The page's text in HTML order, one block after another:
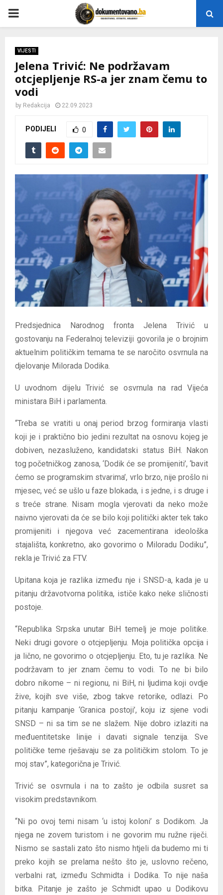
P
M
Y
M
E
N
U
VIJESTI
Jelena Trivić: Ne podržavam
otcjepljenje RS-a jer znam čemu to
vodi
by Redakcija 22.09.2023
PODIJELI 0
Predsjednica Narodnog fronta Jelena Trivić u
gostovanju na Federalnoj televiziji govorila je o brojnim
aktuelnim političkim temama te se naročito osvrnula na
djelovanje Milorada Dodika.
U uvodnom dijelu Trivić se osvrnula na rad Vijeća
ministara BiH i parlamenta.
“Treba se vratiti u onaj period brzog formiranja vlasti
koji je i praktično bio jedini rezultat na osnovu kojeg je
dobiven, nezasluženo, kandidatski status BiH. Nakon
tog početničkog zanosa, ‘Dodik će se promijeniti’, ‘bavit
ćemo se programskim stvarima’, vrlo brzo, nije prošlo ni
mjesec, već se ušlo u faze blokada, i s jedne, i s druge i
s treće strane. Nisam mogla vjerovati da neko može
naivno vjerovati da će se bilo koji politički akter tek tako
promijeniti i njegova već zacementirana ideološka
stajališta, konkretno, ako govorimo o Miloradu Dodiku”,
rekla je Trivić za FTV.
Upitana koja je razlika između nje i SNSD-a, kada je u
pitanju državotvorna politika, ističe kako neke sličnosti
postoje.
“Republika Srpska unutar BiH temelj je moje politike.
Neki drugi govore o otcjepljenju. Moja politička opcija i
ja lično, ne govorimo o otcjepljenju. Eto, tu je razlika. Ne
podržavam to jer znam čemu to vodi. To ne bi bilo
dobro nikome – ni regionu, ni BiH, ni ljudima koji ovdje
žive, kojih sve više, zbog takve retorike, odlazi. Po
pitanju kampanje ‘Granica postoji’, koju iz sjene vodi
SNSD – ni sa tim se ne slažem. Nije dobro izlaziti na
međuentitetske linije i davati signale tenzija. Sve
političke teme rješavaju se za političkim stolom. To je
moj stav”, kategorična je Trivić.
Trivić se osvrnula i na to zašto je odbila susret sa
visokim predstavnikom.
“Ni po ovoj temi nisam ‘u istoj koloni’ s Dodikom. Ja
njega ne zovem turistom i ne govorim mu ružne riječi.
Nismo se sastali zato što nismo htjeli da budemo mi ti
preko kojih se prelama nešto što je, uslovno rečeno,
verbalni rat, između Schmidta i Dodika. To nije naša
bitka. Pitanje je zašto je Schmidt upao u Dodikovu